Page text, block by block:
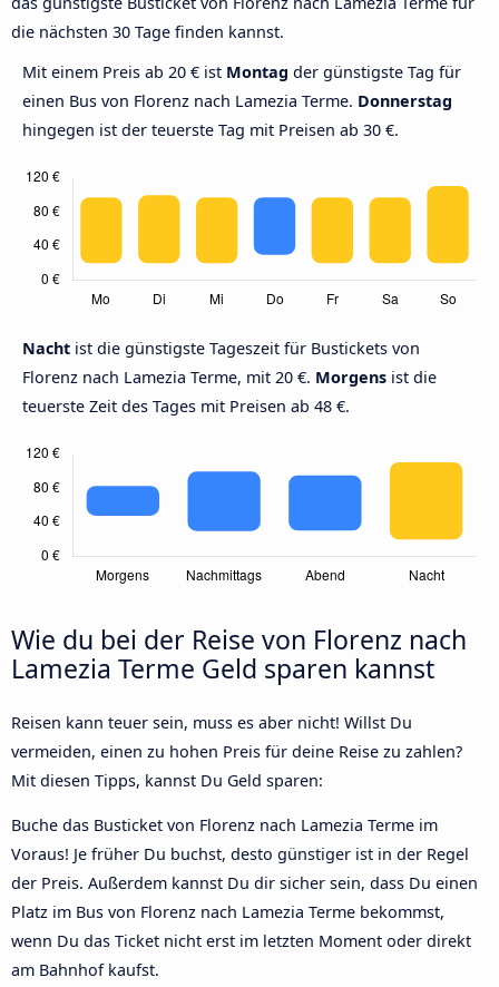
die nächsten 30 Tage finden kannst.
Mit einem Preis ab 20 € ist Montag der günstigste Tag für
einen Bus von Florenz nach Lamezia Terme. Donnerstag
hingegen ist der teuerste Tag mit Preisen ab 30 €.
Nacht ist die günstigste Tageszeit für Bustickets von
Florenz nach Lamezia Terme, mit 20 €. Morgens ist die
teuerste Zeit des Tages mit Preisen ab 48 €.
Wie du bei der Reise von Florenz nach
Lamezia Terme Geld sparen kannst
Reisen kann teuer sein, muss es aber nicht! Willst Du
vermeiden, einen zu hohen Preis für deine Reise zu zahlen?
Mit diesen Tipps, kannst Du Geld sparen:
Buche das Busticket von Florenz nach Lamezia Terme im
Voraus! Je früher Du buchst, desto günstiger ist in der Regel
der Preis. Außerdem kannst Du dir sicher sein, dass Du einen
Platz im Bus von Florenz nach Lamezia Terme bekommst,
wenn Du das Ticket nicht erst im letzten Moment oder direkt
am Bahnhof kaufst.